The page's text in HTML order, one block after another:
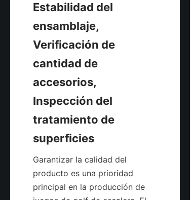
Estabilidad del
ensamblaje,
Verificación de
cantidad de
accesorios,
Inspección del
tratamiento de
Garantizar la calidad del
producto es una prioridad
principal en la producción de